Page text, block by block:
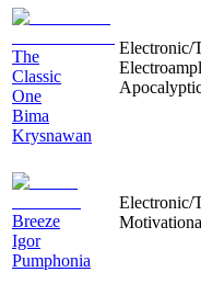
The
Classic
One
Bima
Krysnawan
Electronic/
Breeze
Igor
Pumphonia
Electronic/